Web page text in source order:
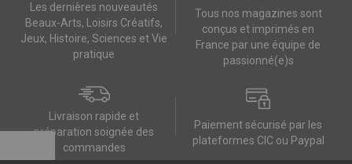
Les dernières nouveautés
Beaux-Arts, Loisirs Créatifs,
Jeux, Histoire, Sciences et Vie
pratique
Tous nos magazines sont
conçus et imprimés en
France par une équipe de
passionné(e)s
Livraison rapide et
préparation soignée des
commandes
Paiement sécurisé par les
plateformes CIC ou Paypal